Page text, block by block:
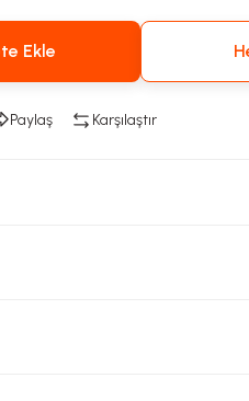
Ekle
Paylaş Karşılaştır